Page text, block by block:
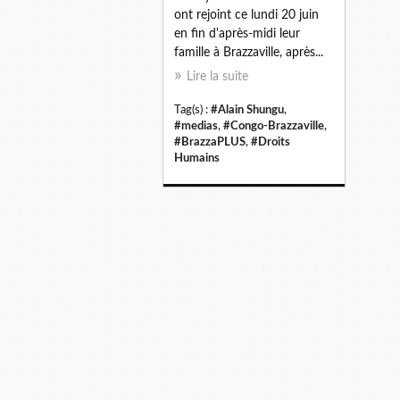
ont rejoint ce lundi 20 juin
en fin d'après-midi leur
famille à Brazzaville, après...
Lire la suite
Tag(s) : #Alain Shungu,
#medias, #Congo-Brazzaville,
#BrazzaPLUS, #Droits
Humains